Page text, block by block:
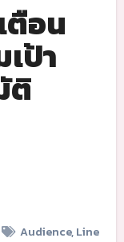
ตือน
ป้า
ติ
Audience,Line